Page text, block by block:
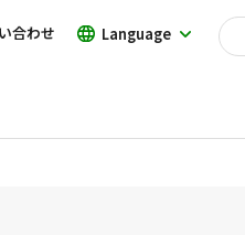
Language
合わせ